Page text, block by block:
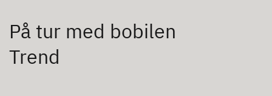
På tur med bobilen
Trend